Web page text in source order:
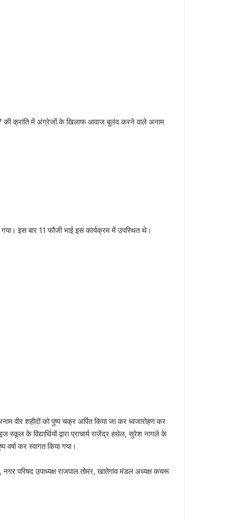
की क्रांति में अंग्रेजों के खिलाफ आवाज बुलंद करने वाले अनाम
गया। इस बार 11 फौजी भाई इस कार्यक्रम में उपस्थित थे।
वीर शहीदों को पुष्प चक्र अर्पित किया जा कर ध्वजारोहण कर
स्कूल के विद्यार्थियों द्वारा प्राचार्य राजेंद्र हथेल, सुरेश नागले के
वर्षा कर स्वागत किया गया।
परिषद उपाध्यक्ष राजपाल तोमर, खातेगांव मंडल अध्यक्ष कचरू